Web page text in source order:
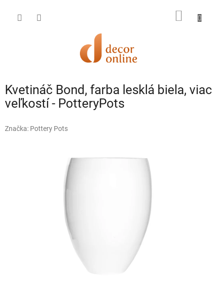
obsah
Kvetináč Bond, farba lesklá biela, viac
veľkostí - PotteryPots
Značka: Pottery Pots